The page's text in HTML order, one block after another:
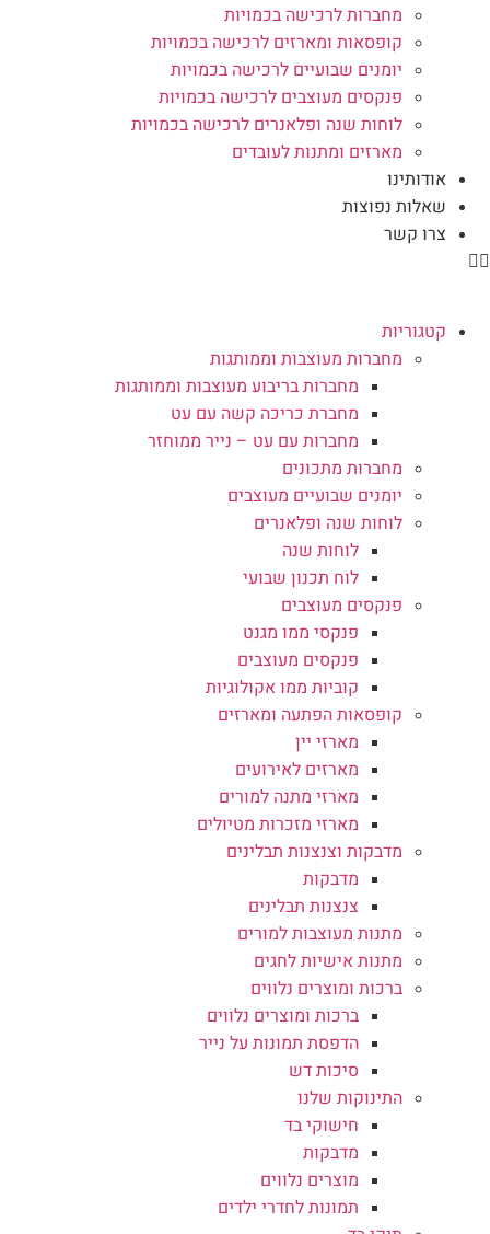
מחברות לרכישה בכמויות
קופסאות ומארזים לרכישה בכמויות
יומנים שבועיים לרכישה בכמויות
פנקסים מעוצבים לרכישה בכמויות
לוחות שנה ופלאנרים לרכישה בכמויות
מארזים ומתנות לעובדים
אודותינו
שאלות נפוצות
צרו קשר
קטגוריות
מחברות מעוצבות וממותגות
מחברות בריבוע מעוצבות וממותגות
מחברת כריכה קשה עם עט
מחברות עם עט – נייר ממוחזר
מחברות מתכונים
יומנים שבועיים מעוצבים
לוחות שנה ופלאנרים
לוחות שנה
לוח תכנון שבועי
פנקסים מעוצבים
פנקסי ממו מגנט
פנקסים מעוצבים
קוביות ממו אקולוגיות
קופסאות הפתעה ומארזים
מארזי יין
מארזים לאירועים
מארזי מתנה למורים
מארזי מזכרות מטיולים
מדבקות וצנצנות תבלינים
מדבקות
צנצנות תבלינים
מתנות מעוצבות למורים
מתנות אישיות לחגים
ברכות ומוצרים נלווים
ברכות ומוצרים נלווים
הדפסת תמונות על נייר
סיכות דש
התינוקות שלנו
חישוקי בד
מדבקות
מוצרים נלווים
תמונות לחדרי ילדים